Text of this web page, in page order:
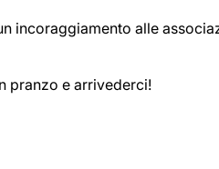
incoraggiamento alle
pranzo e arrivederci!